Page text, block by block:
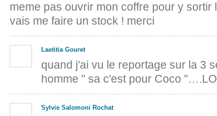
meme pas ouvrir mon coffre pour y
vais me faire un stock ! merci
Laetitia Gouret
quand j'ai vu le reportage sur la 3
homme " sa c'est pour Coco
Sylvie Salomoni Rochat